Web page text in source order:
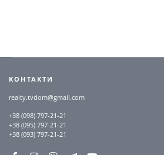
КОНТАКТИ
realty.tvdom@gmail.com
+38 (098) 797-21-21
+38 (095) 797-21-21
+38 (093) 797-21-21